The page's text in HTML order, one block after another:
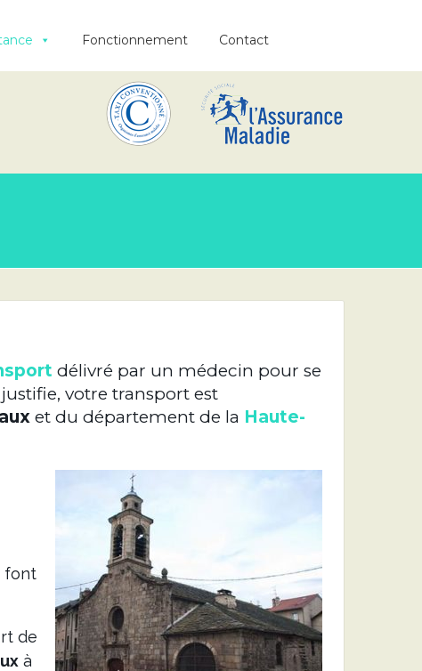
Fonctionnement Contact
délivré par un médecin pour se
votre transport est
et du département de la Haute-
font
de
à